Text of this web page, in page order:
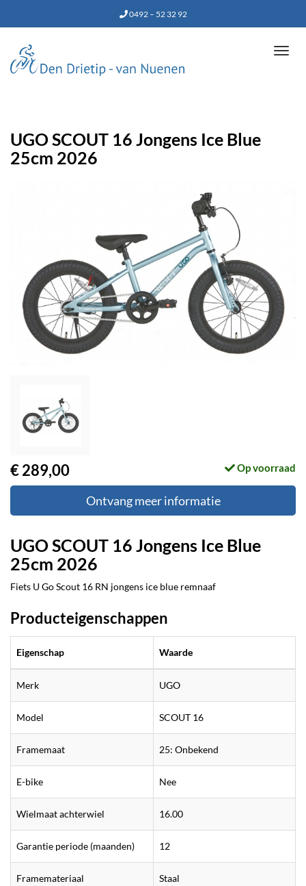
0492 – 52 32 92
UGO SCOUT 16 Jongens Ice Blue
25cm 2026
€ 289,00 Op voorraad
Ontvang meer informatie
UGO SCOUT 16 Jongens Ice Blue
25cm 2026
Fiets U Go Scout 16 RN jongens ice blue remnaaf
Producteigenschappen
Eigenschap Waarde
Merk UGO
Model SCOUT 16
Framemaat 25: Onbekend
E-bike Nee
Wielmaat achterwiel 16.00
Garantie periode (maanden) 12
Framemateriaal Staal